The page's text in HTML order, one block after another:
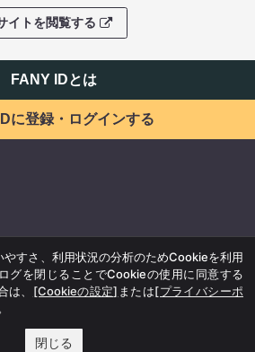
イトを閲覧する
FANY IDとは
に登録・ログインする
やすさ、利用状況の分析のためCookieを利用
グを閉じることでCookieの使用に同意する
は、 [Cookieの設定] または[プライバシーポ
閉じる